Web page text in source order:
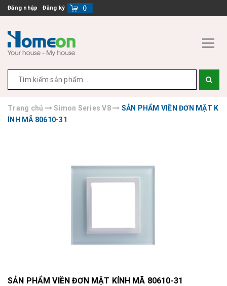
Đăng nhập Đăng ký ()
Trang chủ Simon Series V8
SẢN PHẨM VIỀN ĐƠN MẶT K
ÍNH MÃ 80610-31
SẢN PHẨM VIỀN ĐƠN MẶT KÍNH MÃ 80610-31